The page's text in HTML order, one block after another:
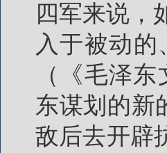
四军来说，
入于被动
（《毛泽
东谋划的新
敌后去开辟